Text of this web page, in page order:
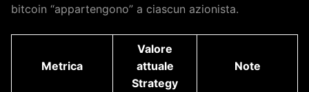
bitcoin “appartengono” a ciascun azionista.
Metrica
Valore
attuale
Strategy
Note